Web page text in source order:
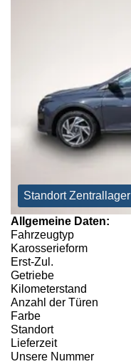
Standort Zentrallager
Allgemeine Daten:
Fahrzeugtyp
Karosserieform
Erst-Zul.
Getriebe
Kilometerstand
Anzahl der Türen
Farbe
Standort
Lieferzeit
Unsere Nummer